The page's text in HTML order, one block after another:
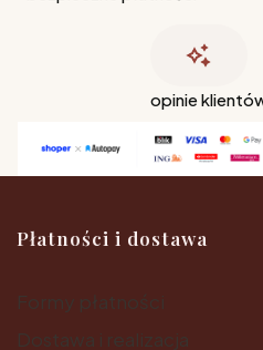
opinie
Linki w stopce
Płatności i dostawa